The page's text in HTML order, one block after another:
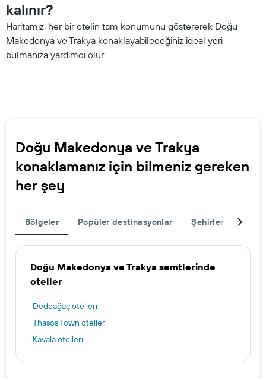
kalınır?
Haritamız, her bir otelin tam konumunu göstererek Doğu
Makedonya ve Trakya konaklayabileceğiniz ideal yeri
bulmanıza yardımcı olur.
Doğu Makedonya ve Trakya
konaklamanız için bilmeniz gereken
her şey
Bölgeler Popüler destinasyonlar Şehirler
Doğu Makedonya ve Trakya semtlerinde
oteller
Dedeağaç otelleri
Thasos Town otelleri
Kavala otelleri